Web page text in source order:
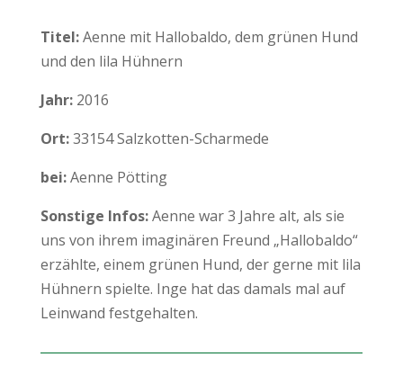
Titel:Aenne mit Hallobaldo, dem grünen Hund
und den lila Hühnern
Jahr: 2016
Ort:33154 Salzkotten-Scharmede
bei:Aenne Pötting
Sonstige Infos:Aenne war 3 Jahre alt, als sie
uns von ihrem imaginären Freund „Hallobaldo“
erzählte, einem grünen Hund, der gerne mit lila
Hühnern spielte. Inge hat das damals mal auf
Leinwand festgehalten.